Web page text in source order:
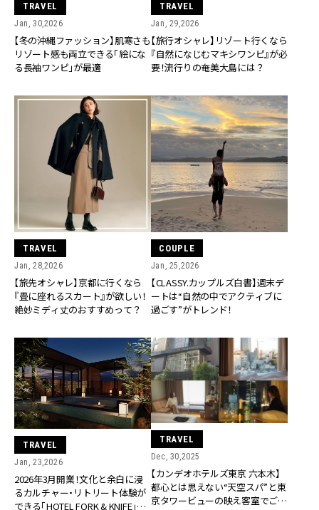
TRAVEL
Jan, 30,2026
【冬の沖縄ファッション】肌寒さも
リゾート感も両立できる「絵にな
る長袖ワンピ」が最適
TRAVEL
Jan, 29,2026
【旅行オシャレ】リゾート行くなら
『自然になじむマキシワンピ』が必
要！流行りの奄美大島には？
TRAVEL
Jan, 28,2026
【旅先オシャレ】京都に行くなら
『畳に座れるスカート』が欲しい！
絶妙ミディ丈のおすすめって？
COUPLE
Jan, 25,2026
【CLASSY.カップルズ白書】週末デ
ートは“自然の中でアクティブに
過ごす”がトレンド！
TRAVEL
Jan, 23,2026
2026年3月開業！文化と余白に浸
るカルチャー・リトリート体験が
できる「HOTEL FORK & KNIFE」が
TRAVEL
Dec, 30,2025
【カンデオホテルズ東京 六本木】
都心とは思えない“天空スパ”と東
京タワービューの映え客室でご褒